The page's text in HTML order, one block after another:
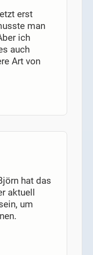
erst
man
ich
auch
Art von
hat das
aktuell
um